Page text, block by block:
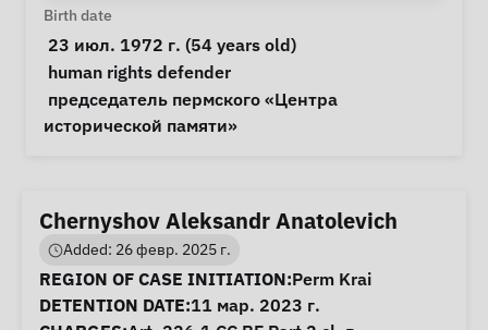
Personal Information
Birth date
23 июл. 1972 г. (54 years old)
Special circumstances
human rights defender
Notes
исторической памяти»
Chernyshov Aleksandr Anatolevich
Added: 26 февр. 2025 г.
Case Information
REGION OF CASE INITIATION:Perm Krai
DETENTION DATE:11 мар. 2023 г.